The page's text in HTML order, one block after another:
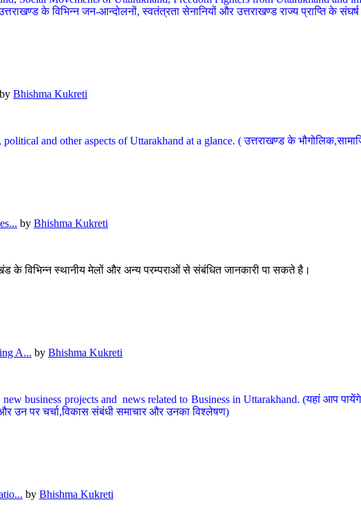
के विभिन्न जन-आन्दोलनों, स्वतंत्रता सेनानियों और उत्तराखण्ड राज्य प्राप्ति के
by Bhishma Kukreti
and other aspects of Uttarakhand at a glance. ( उत्तराखण्ड के
by Bhishma Kukreti
के विभिन्न स्थानीय मेलों और अन्य परम्पराओं से संबंधित जानकारी पा सकते है।
A... by Bhishma Kukreti
business projects and news related to Business in Uttarakhand. (यहां आप
उन पर चर्चा,विकास संबंधी समाचार और उनका विश्लेषण)
by Bhishma Kukreti